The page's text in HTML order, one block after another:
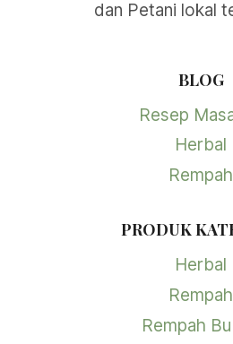
dan Petani lokal
BLOG
Resep
Herbal
Rempah
PRODUK
Herbal
Rempah
Rempah